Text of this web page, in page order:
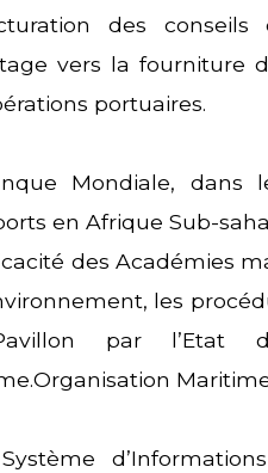
des
vers la fourniture
portuaires.
Mondiale, dans
en Afrique Sub-
des Académies
les
par l’Etat